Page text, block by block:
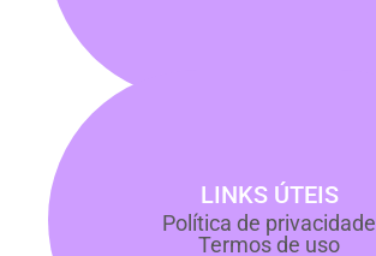
LINKS ÚTEIS
Política de privacidade
Termos de uso